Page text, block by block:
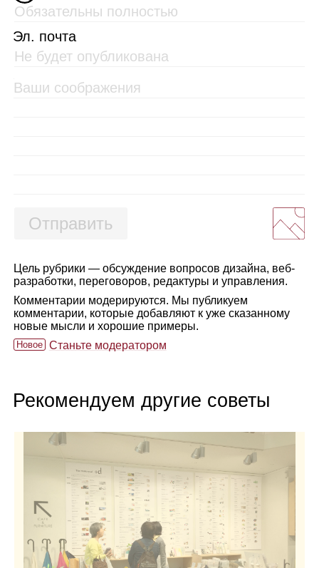
Эл. почта
Отправить
Цель рубрики — обсуждение вопросов дизайна, веб-
разработки, переговоров, редактуры и управления.
Комментарии модерируются. Мы публикуем
комментарии, которые добавляют к уже сказанному
новые мысли и хорошие примеры.
Новое Станьте модератором
Рекомендуем другие советы